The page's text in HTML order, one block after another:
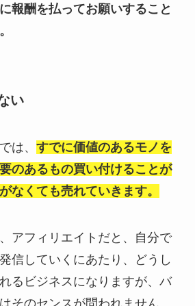
報酬を払ってお願いすること
い
は、 すでに価値のあるモノを
のあるもの買い付けることが
なくても売れていきます。
アフィリエイトだと、自分で
信していくにあたり、どうし
るビジネスになりますが、バ